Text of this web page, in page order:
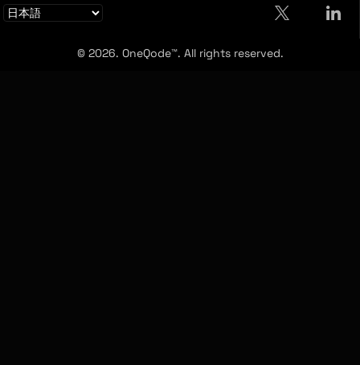
© 2026. OneQode™. All rights reserved.